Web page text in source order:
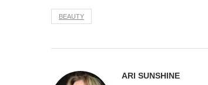
BEAUTY
ARI SUNSHINE